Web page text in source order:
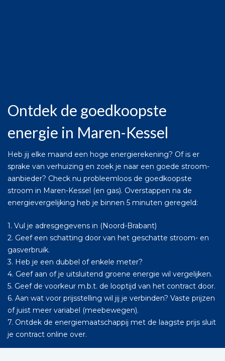
Ontdek de goedkoopste
energie in Maren-Kessel
Heb jij elke maand een hoge energierekening? Of is er
sprake van verhuizing en zoek je naar een goede stroom-
aanbieder? Check nu probleemloos de goedkoopste
stroom in Maren-Kessel (en gas). Overstappen na de
energievergelijking heb je binnen 5 minuten geregeld:
1. Vul je adresgegevens in (Noord-Brabant)
2. Geef een schatting door van het geschatte stroom- en
gasverbruik.
3. Heb je een dubbel of enkele meter?
4. Geef aan of je uitsluitend groene energie wil vergelijken.
5. Geef de voorkeur m.b.t. de looptijd van het contract door.
6. Aan wat voor prijsstelling wil jij je verbinden? Vaste prijzen
of juist meer variabel (meebewegen).
7. Ontdek de energiemaatschappij met de laagste prijs sluit
je contract online over.